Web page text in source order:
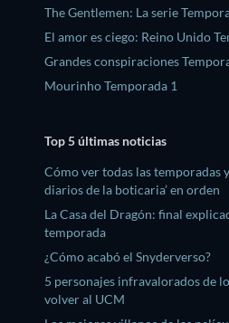
The Gentlemen: La serie
El amor es ciego: Reino Unido
Grandes conspiraciones
Mourinho Temporada 1
Top 5 últimas noticias
Cómo ver todas las temporadas
diarios de la boticaria’ en orden
La Casa del Dragón: final
temporada
¿Cómo acabó el Snyderverso?
5 personajes infravalorados de
volver al UCM